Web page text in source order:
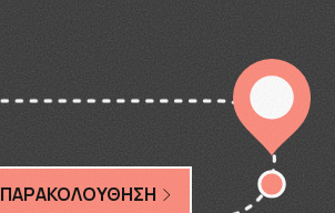
ΠΑΡΑΚΟΛΟΥΘΗΣΗ